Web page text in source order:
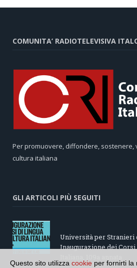
COMUNITA’ RADIOTELEVISIVA
Per promuovere, diffondere, sostenere,
cultura italiana
GLI ARTICOLI PIÙ SEGUITI
Università per Stranieri
Inaugurazione dei Corsi
Questo sito utilizza cookie per fornirti la